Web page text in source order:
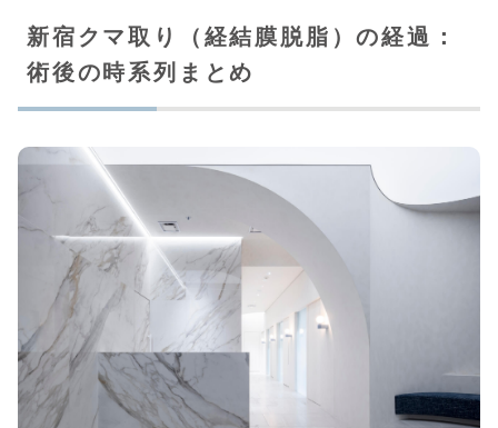
新宿クマ取り（経結膜脱脂）の経過：
術後の時系列まとめ